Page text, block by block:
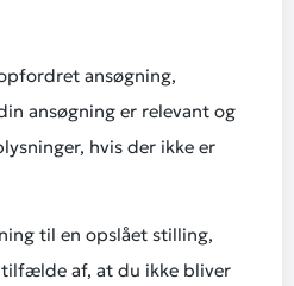
ansøgning,
ansøgning er relevant og
hvis der ikke er
til en opslået stilling,
af, at du ikke bliver